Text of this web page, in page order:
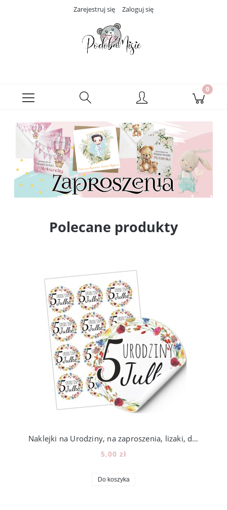
Zarejestruj się Zaloguj się
Polecane produkty
Naklejki na Urodziny, na zaproszenia, lizaki, do przedszkola, kwiaty, 12szt, w9
5,00 zł
Do koszyka